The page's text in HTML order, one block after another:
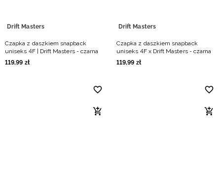
Drift Masters
Czapka z daszkiem snapback
uniseks 4F | Drift Masters - czarna
119,99 zł
Drift Masters
Czapka z daszkiem snapback
uniseks 4F x Drift Masters - czarna
119,99 zł